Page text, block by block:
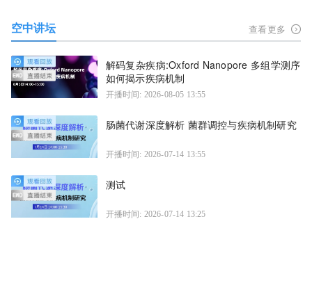
空中讲坛 查看更多
解码复杂疾病:Oxford Nanopore 多组学测序
如何揭示疾病机制
开播时间: 2026-08-05 13:55
肠菌代谢深度解析 菌群调控与疾病机制研究
开播时间: 2026-07-14 13:55
测试
开播时间: 2026-07-14 13:25